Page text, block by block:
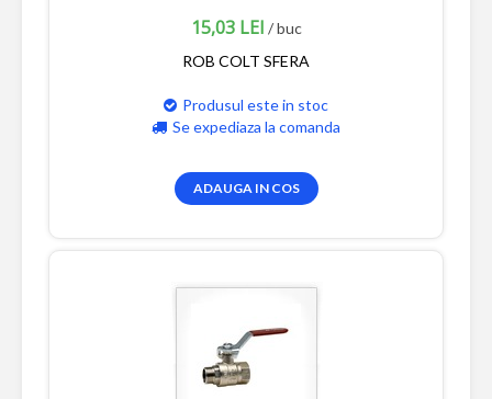
15,03 LEI / buc
ROB COLT SFERA
Produsul este in stoc
Se expediaza la comanda
ADAUGA IN COS